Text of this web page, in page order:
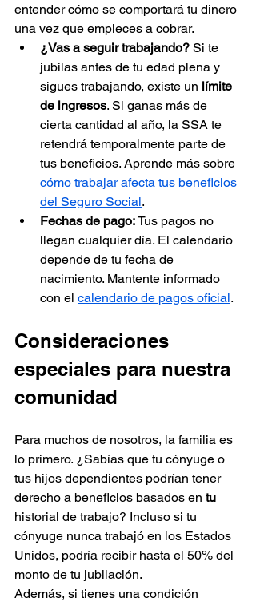
entender cómo se comportará tu dinero
una vez que empieces a cobrar.
¿Vas a seguir trabajando? Si te
jubilas antes de tu edad plena y
sigues trabajando, existe un límite
de ingresos. Si ganas más de
cierta cantidad al año, la SSA te
retendrá temporalmente parte de
tus beneficios. Aprende más sobre
cómo trabajar afecta tus beneficios
del Seguro Social.
Fechas de pago: Tus pagos no
llegan cualquier día. El calendario
depende de tu fecha de
nacimiento. Mantente informado
con el calendario de pagos oficial.
Consideraciones
especiales para nuestra
comunidad
Para muchos de nosotros, la familia es
lo primero. ¿Sabías que tu cónyuge o
tus hijos dependientes podrían tener
derecho a beneficios basados en tu
historial de trabajo? Incluso si tu
cónyuge nunca trabajó en los Estados
Unidos, podría recibir hasta el 50% del
monto de tu jubilación.
Además, si tienes una condición